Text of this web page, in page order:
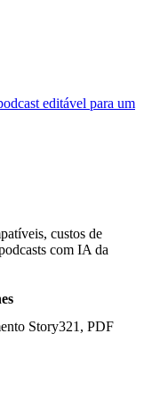
editável para um
custos de
com IA da
Story321, PDF